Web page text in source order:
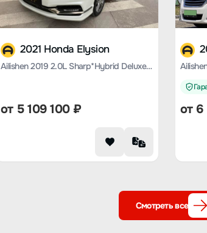
2021 Honda Elysion
Ailishen 2019 2.0L Sharp*Hybrid Deluxe Edition
от 5 109 100₽ от 6
Смотреть все